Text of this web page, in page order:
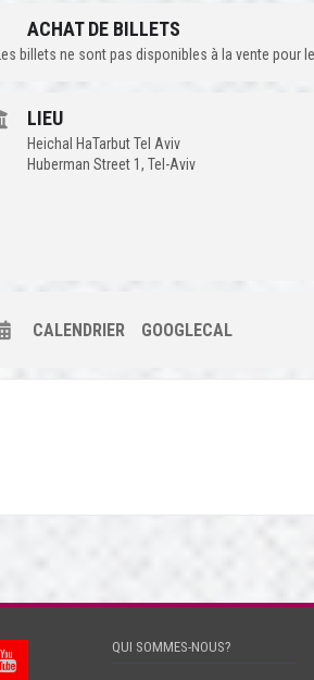
ACHAT DE BILLETS
Les billets ne sont pas disponibles à la vente pour
LIEU
Heichal HaTarbut Tel Aviv
Huberman Street 1, Tel-Aviv
CALENDRIER GOOGLECAL
QUI SOMMES-NOUS?